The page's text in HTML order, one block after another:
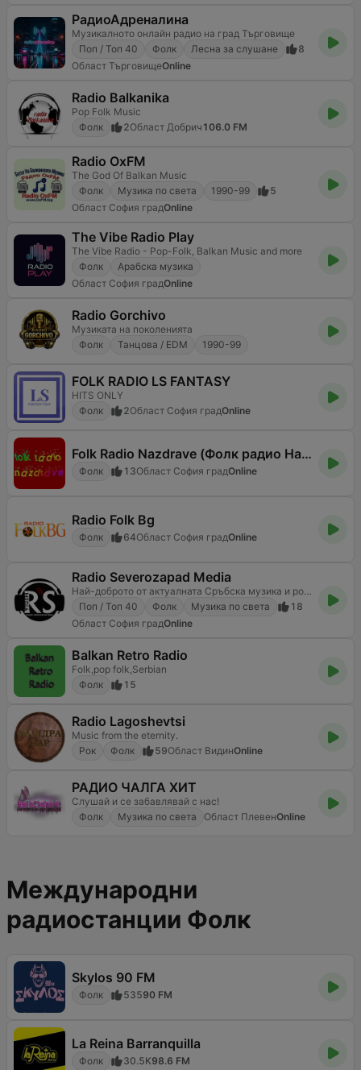
РадиоАдреналина
Mузикалното онлайн радио на град Търговище
Поп / Топ 40
Фолк Лесна за слушане
8
Област ТърговищеOnline
Radio Balkanika
Pop Folk Music
Фолк
2Област Добрич 106.0 FM
Radio OxFM
The God Of Balkan Music
Фолк
Музика по света 1990-99
5
Област София градOnline
The Vibe Radio Play
The Vibe Radio - Pop-Folk, Balkan Music and more
Фолк
Арабска музика
Област София градOnline
Radio Gorchivo
Музиката на поколенията
Фолк
Танцова / EDM 1990-99
FOLK RADIO LS FANTASY
HITS ONLY
Фолк
2Област София градOnline
Folk Radio Nazdrave (Фолк радио Наздраве)
Фолк 13Област София градOnline
Radio Folk Bg
Фолк 64Област София градOnline
Radio Severozapad Media
Най-доброто от актуалната Сръбска музика и родния Фолк.
Поп / Топ 40
Фолк Музика по света
18
Област София градOnline
Balkan Retro Radio
Folk,pop folk,Serbian
Фолк
15
Radio Lagoshevtsi
Music from the eternity.
Рок
Фолк 59Област ВидинOnline
РАДИО ЧАЛГА ХИТ
Слушай и се забавлявай с нас!
Фолк
Музика по света Област ПлевенOnline
Международни
радиостанции Фолк
Skylos 90 FM
Фолк 53590 FM
La Reina Barranquilla
Фолк 30.5K98.6 FM